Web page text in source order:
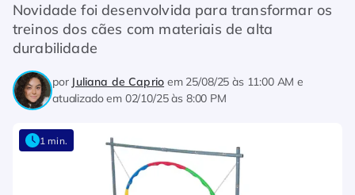
Novidade foi desenvolvida para transformar os
treinos dos cães com materiais de alta
durabilidade
por Juliana de Caprio em 25/08/25 às 11:00 AM e
atualizado em 02/10/25 às 8:00 PM
1 min.